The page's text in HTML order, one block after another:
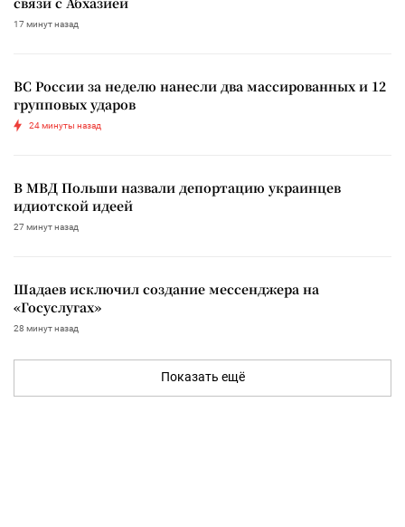
17 минут назад
ВС России за неделю нанесли два массированных и 12
групповых ударов
24 минуты назад
В МВД Польши назвали депортацию украинцев
идиотской идеей
27 минут назад
Шадаев исключил создание мессенджера на
«Госуслугах»
28 минут назад
Показать ещё